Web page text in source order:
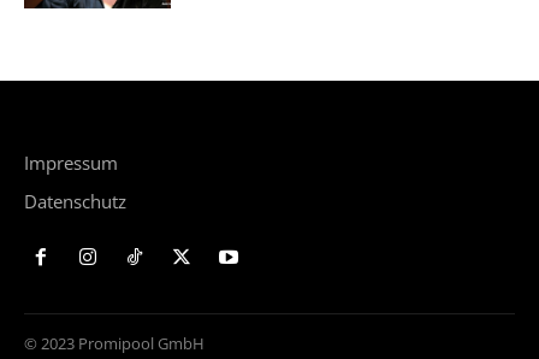
Impressum
Datenschutz
© 2023 Promipool GmbH